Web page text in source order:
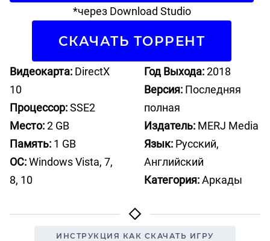
*через Download Studio
СКАЧАТЬ ТОРРЕНТ
Видеокарта: DirectX
10
Процессор:SSE2
Место:2 GB
Память: 1 GB
ОС:Windows Vista, 7,
8, 10
Год Выхода:2018
Версия: Последняя
полная
Издатель: MERJ Media
Язык: Русский,
Английский
Категория:Аркады
ИНСТРУКЦИЯ КАК СКАЧАТЬ ИГРУ